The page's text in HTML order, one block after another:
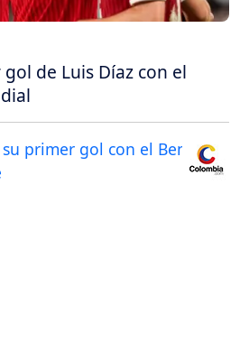
de Luis Díaz con el